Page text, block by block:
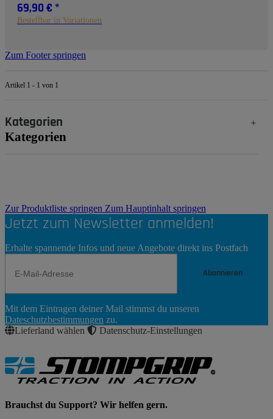
69,90 € *
Bestellbar in Variationen
Zum Footer springen
Artikel 1 - 1 von 1
Kategorien
Kategorien
Zur Produktliste springen Zum Hauptinhalt springen
Jetzt zum Newsletter anmelden!
Erhalte spannende Infos und neue Angebote direkt ins Postfach
Abonnieren
Abonnieren
Mit dem Eintragen deiner Mail stimmst du unseren
Dateschutzbestimmungen zu.
Lieferland wählen
Datenschutz-Einstellungen
Brauchst du Support? Wir helfen gern.